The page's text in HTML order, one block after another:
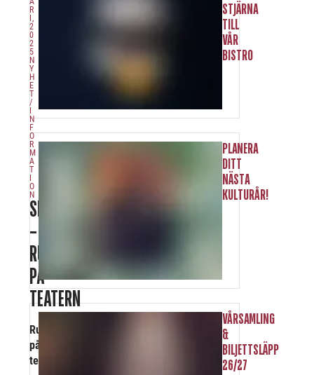
R
I,
2
0
2
5
N
Y
H
E
T
/
I
N
F
O
R
M
A
T
I
O
N
SPORTLOV!
–
RUNDVANDRING
PÅ
TEATERN
Rundvandring
på
teatern
STJÄRNA
TILL
VÅR
BISTRO
PLANERA
DITT
NÄSTA
KULTURÅR!
VÅRSAMLING
&
BILJETTSLÄPP
26/27